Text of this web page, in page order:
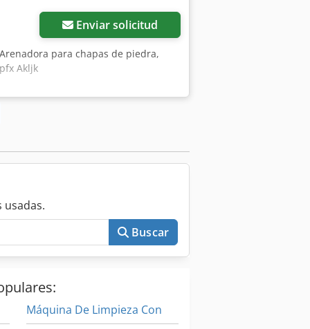
Enviar solicitud
para chapas de piedra,
Akljk
usadas.
Buscar
Máquina De Limpieza Con